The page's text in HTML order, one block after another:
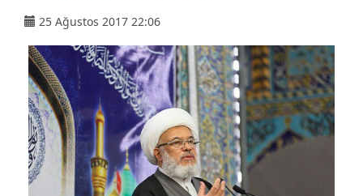
25 Ağustos 2017 22:06